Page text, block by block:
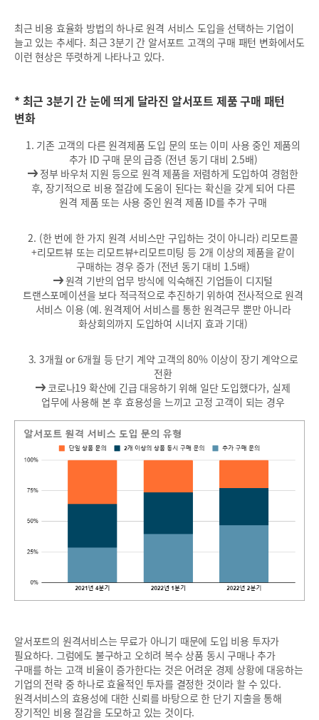
최근 비용 효율화 방법의 하나로 원격 서비스 도입을 선택하는 기업이
늘고 있는 추세다. 최근 3분기 간 알서포트 고객의 구매 패턴 변화에서도
이런 현상은 뚜렷하게 나타나고 있다.
* 최근 3분기 간 눈에 띄게 달라진 알서포트 제품 구매 패턴
변화
1. 기존 고객의 다른 원격제품 도입 문의 또는 이미 사용 중인 제품의
추가 ID 구매 문의 급증 (전년 동기 대비 2.5배)
정부 바우처 지원 등으로 원격 제품을 저렴하게 도입하여 경험한
후, 장기적으로 비용 절감에 도움이 된다는 확신을 갖게 되어 다른
원격 제품 또는 사용 중인 원격 제품 ID를 추가 구매
2. (한 번에 한 가지 원격 서비스만 구입하는 것이 아니라) 리모트콜
+리모트뷰 또는 리모트뷰+리모트미팅 등 2개 이상의 제품을 같이
구매하는 경우 증가 (전년 동기 대비 1.5배)
원격 기반의 업무 방식에 익숙해진 기업들이 디지털
트랜스포메이션을 보다 적극적으로 추진하기 위하여 전사적으로 원격
서비스 이용 (예. 원격제어 서비스를 통한 원격근무 뿐만 아니라
화상회의까지 도입하여 시너지 효과 기대)
3. 3개월 or 6개월 등 단기 계약 고객의 80% 이상이 장기 계약으로
전환
코로나19 확산에 긴급 대응하기 위해 일단 도입했다가, 실제
업무에 사용해 본 후 효용성을 느끼고 고정 고객이 되는 경우
알서포트의 원격서비스는 무료가 아니기 때문에 도입 비용 투자가
필요하다. 그럼에도 불구하고 오히려 복수 상품 동시 구매나 추가
구매를 하는 고객 비율이 증가한다는 것은 어려운 경제 상황에 대응하는
기업의 전략 중 하나로 효율적인 투자를 결정한 것이라 할 수 있다.
원격서비스의 효용성에 대한 신뢰를 바탕으로 한 단기 지출을 통해
장기적인 비용 절감을 도모하고 있는 것이다.